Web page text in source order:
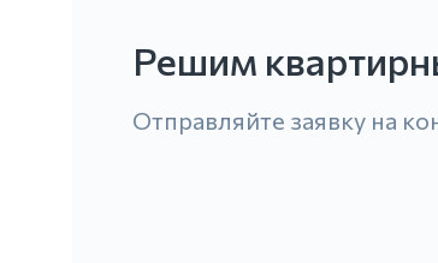
Решим
Отправляйте заявку на